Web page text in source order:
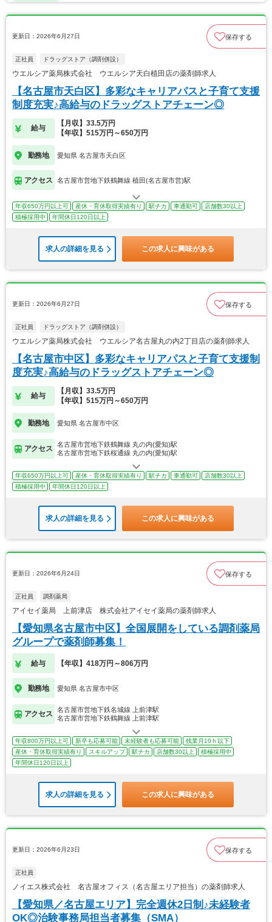
更新日：2026年6月27日 保存する
正社員 ドラッグストア（調剤併設）
ウエルシア薬局株式会社 ウエルシア天白植田店の薬剤師求人
【名古屋市天白区】多彩なキャリアパスと子育て支援
制度充実♪高給与のドラッグストアチェーン◎
給与
【月収】33.5万円
【年収】515万円～650万円
勤務地 愛知県 名古屋市天白区
アクセス 名古屋市営地下鉄鶴舞線 植田(名古屋市営)駅
年収650万円以上可 産休・育休取得実績有り 駅チカ 車通勤可
店舗数30以上
積極採用中
年間休日120日以上
求人の詳細を見る この求人に興味がある
更新日：2026年6月27日 保存する
正社員 ドラッグストア（調剤併設）
ウエルシア薬局株式会社 ウエルシア名古屋丸の内2丁目店の薬剤師求人
【名古屋市中区】多彩なキャリアパスと子育て支援制
度充実♪高給与のドラッグストアチェーン◎
給与
【月収】33.5万円
【年収】515万円～650万円
勤務地 愛知県 名古屋市中区
アクセス
名古屋市営地下鉄鶴舞線 丸の内(愛知)駅
名古屋市営地下鉄桜通線 丸の内(愛知)駅
年収650万円以上可 産休・育休取得実績有り 駅チカ 車通勤可
店舗数30以上
積極採用中
年間休日120日以上
求人の詳細を見る この求人に興味がある
更新日：2026年6月24日 保存する
正社員 調剤薬局
アイセイ薬局 上前津店 株式会社アイセイ薬局の薬剤師求人
【愛知県名古屋市中区】全国展開をしている調剤薬局
グループで薬剤師募集！
給与 【年収】418万円～806万円
勤務地 愛知県 名古屋市中区
アクセス
名古屋市営地下鉄名城線 上前津駅
名古屋市営地下鉄鶴舞線 上前津駅
年収800万円以上可 新卒も応募可能 未経験者も応募可能
残業月10ｈ以下
産休・育休取得実績有り
スキルアップ 駅チカ 店舗数30以上
積極採用中
年間休日120日以上
求人の詳細を見る この求人に興味がある
更新日：2026年6月23日 保存する
正社員
ノイエス株式会社 名古屋オフィス（名古屋エリア担当）の薬剤師求人
【愛知県／名古屋エリア】完全週休2日制♪未経験者
OK◎治験事務局担当者募集（SMA）